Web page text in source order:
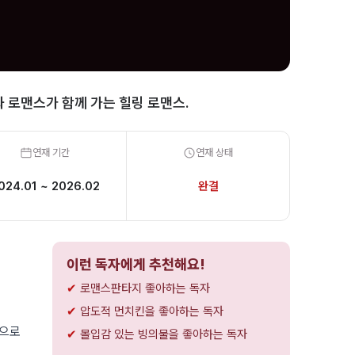
로맨스가 함께 가는 힐링 로맨스.
연재 기간
~ 2026.02
연재 상태
완결
로
이런 독자에게 추천해요!
로맨스판타지 좋아하는 독자
압도적 먼치킨을 좋아하는 독자
몰입감 있는 빙의물을 좋아하는 독자